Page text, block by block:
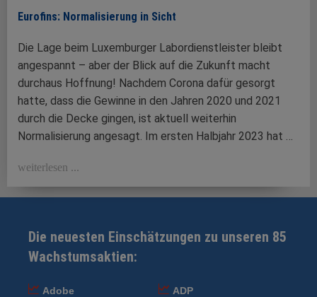
Eurofins: Normalisierung in Sicht
Die Lage beim Luxemburger Labordienstleister bleibt
angespannt – aber der Blick auf die Zukunft macht
durchaus Hoffnung! Nachdem Corona dafür gesorgt
hatte, dass die Gewinne in den Jahren 2020 und 2021
durch die Decke gingen, ist aktuell weiterhin
Normalisierung angesagt. Im ersten Halbjahr 2023 hat …
weiterlesen ...
Die neuesten Einschätzungen zu unseren 85
Wachstumsaktien:
Adobe
ADP